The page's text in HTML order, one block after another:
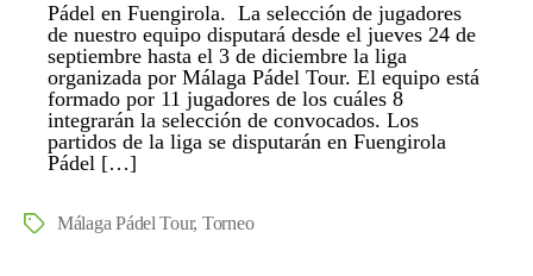
de
Pádel
en
Fuengirola
disputará
la
Pádel en Fuengirola. La selección de jugadores
de nuestro equipo disputará desde el jueves 24 de
septiembre hasta el 3 de diciembre la liga
organizada por Málaga Pádel Tour. El equipo está
formado por 11 jugadores de los cuáles 8
integrarán la selección de convocados. Los
partidos de la liga se disputarán en Fuengirola
Pádel […]
EtiquetasMálaga Pádel Tour, Torneo